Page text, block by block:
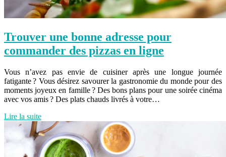
Trouver une bonne adresse pour
commander des pizzas en ligne
Vous n’avez pas envie de cuisiner après une longue journée
fatigante ? Vous désirez savourer la gastronomie du monde pour des
moments joyeux en famille ? Des bons plans pour une soirée cinéma
avec vos amis ? Des plats chauds livrés à votre…
Lire la suite